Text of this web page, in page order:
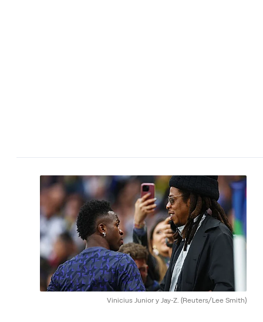
Vinicius Junior y Jay-Z. (Reuters/Lee Smith)